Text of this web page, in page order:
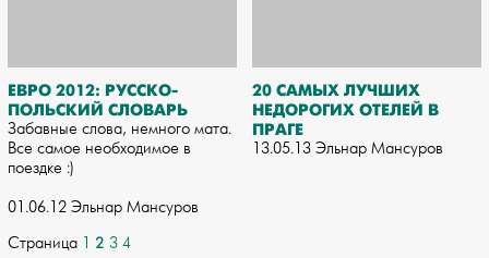
ЕВРО 2012: РУССКО-
ПОЛЬСКИЙ СЛОВАРЬ
Забавные слова, немного мата.
Все самое необходимое в
поездке :)
01.06.12 Эльнар Мансуров
20 САМЫХ ЛУЧШИХ
НЕДОРОГИХ ОТЕЛЕЙ В
ПРАГЕ
13.05.13 Эльнар Мансуров
Страница 1 2 3 4